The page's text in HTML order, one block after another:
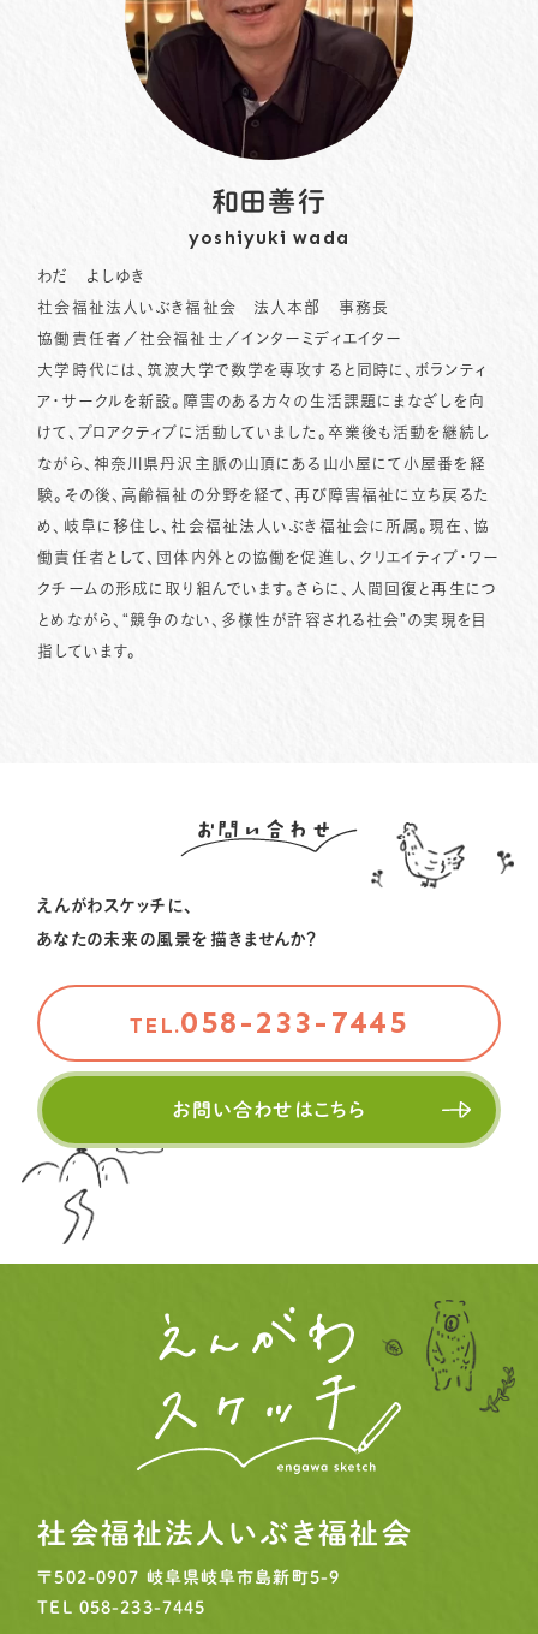
和田善行
yoshiyuki wada
わだ よしゆき
社会福祉法人いぶき福祉会 法人本部 事務長
協働責任者／社会福祉士／インターミディエイター
大学時代には、筑波大学で数学を専攻すると同時に、ボランティ
ア・サークルを新設。障害のある方々の生活課題にまなざしを向
けて、プロアクティブに活動していました。卒業後も活動を継続し
ながら、神奈川県丹沢主脈の山頂にある山小屋にて小屋番を経
験。その後、高齢福祉の分野を経て、再び障害福祉に立ち戻るた
め、岐阜に移住し、社会福祉法人いぶき福祉会に所属。現在、協
働責任者として、団体内外との協働を促進し、クリエイティブ・ワー
クチームの形成に取り組んでいます。さらに、人間回復と再生につ
とめながら、“競争のない、多様性が許容される社会”の実現を目
指しています。
お問い合わせ
えんがわスケッチに、
あなたの未来の風景を描きませんか？
TEL.058-233-7445
お問い合わせはこちら
社会福祉法人いぶき福祉会
〒502-0907 岐阜県岐阜市島新町5-9
TEL 058-233-7445